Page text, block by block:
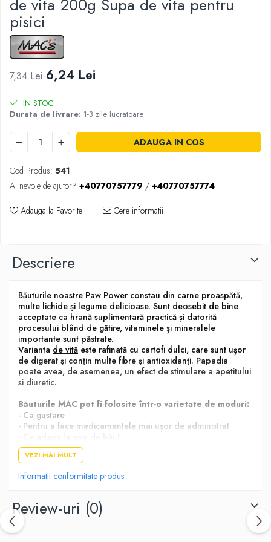
de vita 200g Supa de vita pentru
pisici
7,34 Lei 6,24 Lei
IN STOC
Durata de livrare: 1-3 zile lucratoare
ADAUGA IN COS
Cod Produs: 541
Ai nevoie de ajutor? +40770757779 / +40770757774
Adauga la Favorite Cere informatii
Descriere
Băuturile noastre Paw Power constau din carne proaspătă,
multe lichide și legume delicioase. Sunt deosebit de bine
acceptate ca hrană suplimentară practică și datorită
procesului blând de gătire, vitaminele și mineralele
importante sunt păstrate.
Varianta de vită este rafinată cu cartofi dulci, care sunt ușor
de digerat și conțin multe fibre și antioxidanți. Papadia
poate avea, de asemenea, un efect de stimulare a apetitului
si diuretic.
Băuturile MAC pot fi folosite într-o varietate de moduri:
- Ca gustare
- Pentru a face medicamentele mai ușor de administrat
- Ca adaos la apa de băut
- Ca topping pentru alimente uscate, de exemplu
- Ca supliment pentru hrănirea umedă
- Pentru coacere fursecuri
- Pe un covor de lins pentru activitate
Compozitie:
81,6% suc de carne, 15% carne de vită, 3% cartofi
dulci, 0,25% inulină, 0,1% minerale, 0,05% păpădie
Analiza nutritiva:
VEZI MAI MULT
Informatii conformitate produs
Review-uri (0)